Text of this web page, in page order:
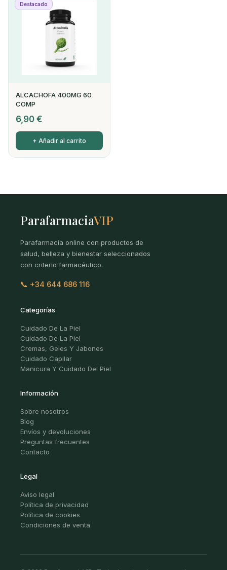
Destacado
ALCACHOFA 400MG 60
COMP
6,90 €
+ Añadir al carrito
ParafarmaciaVIP
Parafarmacia online con productos de
salud, belleza y bienestar seleccionados
con criterio farmacéutico.
📞 +34 644 686 116
Categorías
Cuidado De La Piel
Cuidado De La Piel
Cremas, Geles Y Jabones
Cuidado Capilar
Manicura Y Cuidado Del Piel
Información
Sobre nosotros
Blog
Envíos y devoluciones
Preguntas frecuentes
Contacto
Legal
Aviso legal
Política de privacidad
Política de cookies
Condiciones de venta